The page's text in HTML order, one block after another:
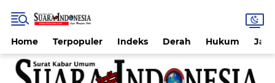
Home Terpopuler Indeks Derah Hukum